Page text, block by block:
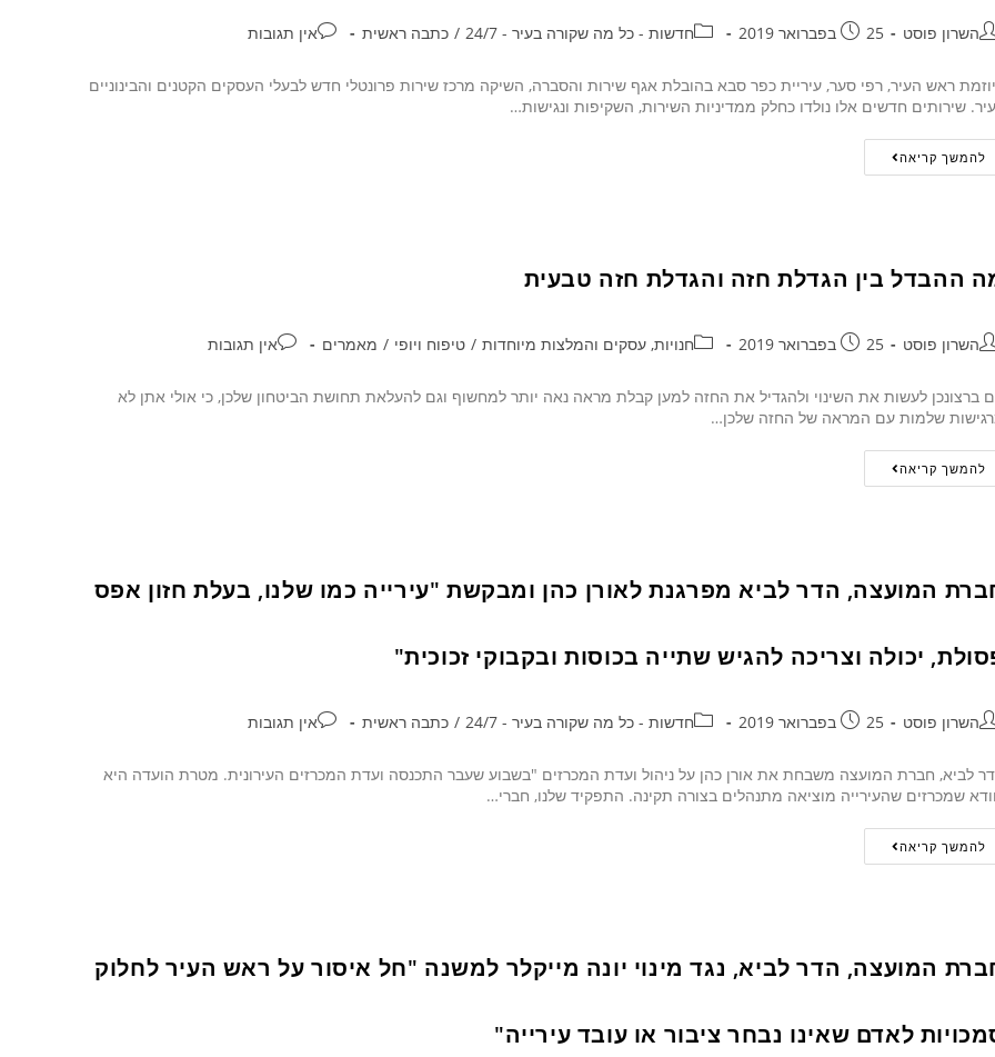
השרון פוסט 25 בפברואר 2019 חדשות - כל מה שקורה בעיר - 24/7 / כתבה ראשית אין תגובות
ראש העיר, רפי סער, עיריית כפר סבא בהובלת אגף שירות והסברה, השיקה מרכז שירות פרונטלי חדש לבעלי העסקים הקטנים והבינוניים
שירותים חדשים אלו נולדו כחלק ממדיניות השירות, השקיפות ונגישות…
להמשך קריאה
ההבדל בין הגדלת חזה והגדלת חזה טבעית
השרון פוסט 25 בפברואר 2019 חנויות, עסקים והמלצות מיוחדות / טיפוח ויופי / מאמרים אין תגובות
ברצונכן לעשות את השינוי ולהגדיל את החזה למען קבלת מראה נאה יותר למחשוף וגם להעלאת תחושת הביטחון שלכן, כי אולי אתן לא
שלמות עם המראה של החזה שלכן…
להמשך קריאה
המועצה, הדר לביא מפרגנת לאורן כהן ומבקשת "עירייה כמו שלנו, בעלת חזון אפס
יכולה וצריכה להגיש שתייה בכוסות ובקבוקי זכוכית"
השרון פוסט 25 בפברואר 2019 חדשות - כל מה שקורה בעיר - 24/7 / כתבה ראשית אין תגובות
לביא, חברת המועצה משבחת את אורן כהן על ניהול ועדת המכרזים "בשבוע שעבר התכנסה ועדת המכרזים העירונית. מטרת הועדה היא
שמכרזים שהעירייה מוציאה מתנהלים בצורה תקינה. התפקיד שלנו, חברי…
להמשך קריאה
המועצה, הדר לביא, נגד מינוי יונה מייקלר למשנה "חל איסור על ראש העיר לחלוק
לאדם שאינו נבחר ציבור או עובד עירייה"